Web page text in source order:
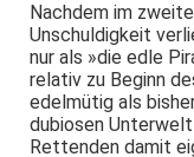
Nachdem im
Unschuldigkeit
nur als »die edle
relativ zu Beginn
edelmütig als
dubiosen
Rettenden damit